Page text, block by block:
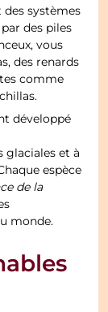
des systèmes
des piles
vous
des renards
comme
développé
glaciales et à
espèce
de la
monde.